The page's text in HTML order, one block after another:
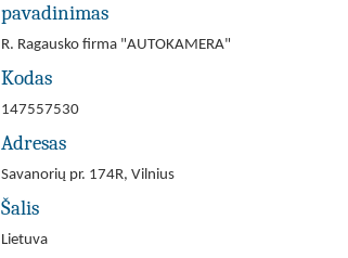
pavadinimas
R. Ragausko firma "AUTOKAMERA"
Kodas
147557530
Adresas
Savanorių pr. 174R, Vilnius
Šalis
Lietuva